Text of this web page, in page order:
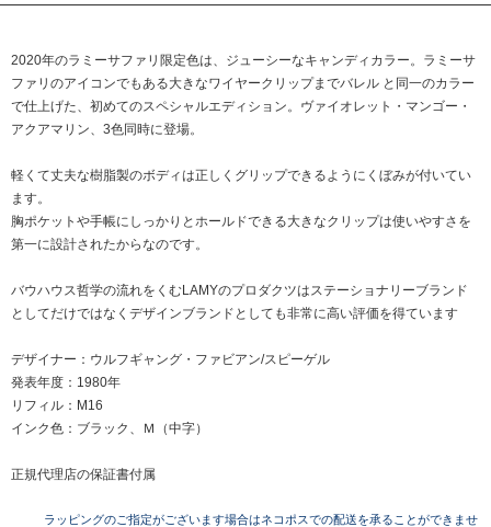
2020年のラミーサファリ限定色は、ジューシーなキャンディカラー。ラミーサ
ファリのアイコンでもある大きなワイヤークリップまでバレル と同一のカラー
で仕上げた、初めてのスペシャルエディション。ヴァイオレット・マンゴー・
アクアマリン、3色同時に登場。
軽くて丈夫な樹脂製のボディは正しくグリップできるようにくぼみが付いてい
ます。
胸ポケットや手帳にしっかりとホールドできる大きなクリップは使いやすさを
第一に設計されたからなのです。
バウハウス哲学の流れをくむLAMYのプロダクツはステーショナリーブランド
としてだけではなくデザインブランドとしても非常に高い評価を得ています
デザイナー：ウルフギャング・ファビアン/スピーゲル
発表年度：1980年
リフィル：M16
インク色：ブラック、Ｍ（中字）
正規代理店の保証書付属
ラッピングのご指定がございます場合はネコポスでの配送を承ることができませ